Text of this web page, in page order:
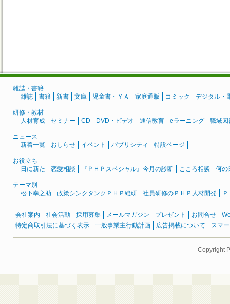
雑誌・書籍
雑誌
書籍 新書 文庫 児童書・ＹＡ 家庭通販 コミック デジタル・
研修・教材
人材育成
セミナー CD DVD・ビデオ 通信教育 eラーニング 職域図
ニュース
新着一覧
おしらせ イベント パブリシティ 特設ページ
お役立ち
日に新た
恋愛相談 『ＰＨＰスペシャル』今月の診断 こころ相談 何の
テーマ別
松下幸之助
政策シンクタンクＰＨＰ総研 社員研修のＰＨＰ人材開発
会社案内 社会活動 採用募集 メールマガジン プレゼント お問合せ
特定商取引法に基づく表示
一般事業主行動計画 広告掲載について スマ
Copyright